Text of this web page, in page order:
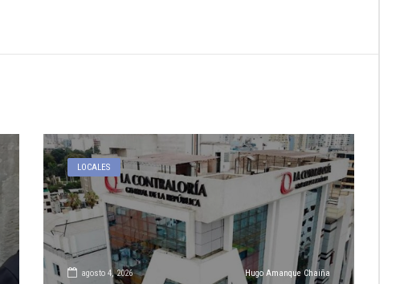
LOCALES
agosto 4, 2026 Hugo Amanque Chaiña